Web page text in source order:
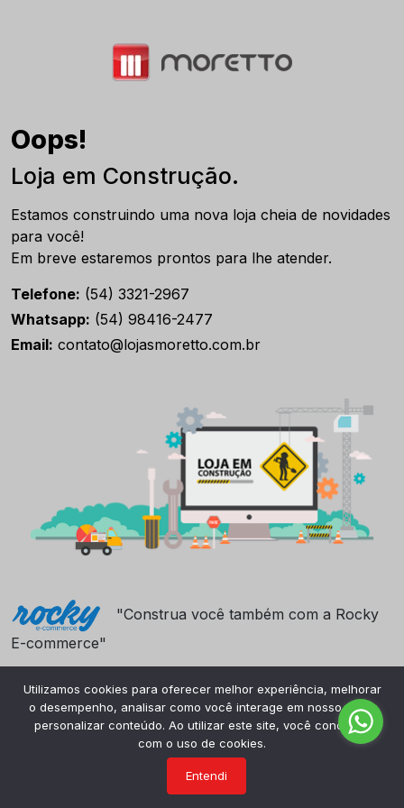
Oops!
Loja em Construção.
Estamos construindo uma nova loja cheia de novidades
para você!
Em breve estaremos prontos para lhe atender.
Telefone: (54) 3321-2967
Whatsapp: (54) 98416-2477
Email: contato@lojasmoretto.com.br
"Construa você também com a Rocky
E-commerce"
Utilizamos cookies para oferecer melhor experiência, melhorar
o desempenho, analisar como você interage em nosso site e
personalizar conteúdo. Ao utilizar este site, você concorda
com o uso de cookies.
Entendi